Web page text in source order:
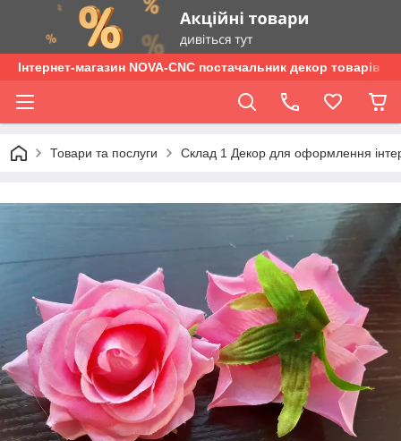
Інтернет-магазин NOVA-CNC постачальник декор товарів
Товари та послуги Склад 1 Декор для оформлення